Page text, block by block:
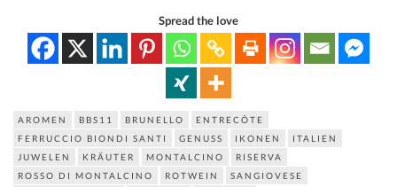
Spread the love
AROMEN BBS11 BRUNELLO
ENTRECÔTE
FERRUCCIO BIONDI SANTI
GENUSS IKONEN
ITALIEN
JUWELEN
KRÄUTER MONTALCINO
RISERVA
ROSSO DI MONTALCINO
ROTWEIN
SANGIOVESE